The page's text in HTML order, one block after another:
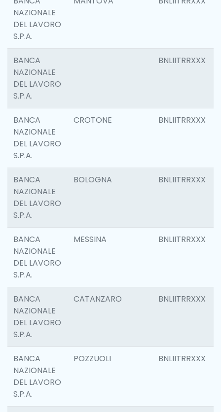
NAZIONALE
DEL LAVORO
S.P.A.
BANCA
NAZIONALE
DEL LAVORO
S.P.A.
BNLIITRRXXX
BANCA
NAZIONALE
DEL LAVORO
S.P.A.
CROTONE BNLIITRRXXX
BANCA
NAZIONALE
DEL LAVORO
S.P.A.
BOLOGNA BNLIITRRXXX
BANCA
NAZIONALE
DEL LAVORO
S.P.A.
MESSINA BNLIITRRXXX
BANCA
NAZIONALE
DEL LAVORO
S.P.A.
CATANZARO BNLIITRRXXX
BANCA
NAZIONALE
DEL LAVORO
S.P.A.
POZZUOLI BNLIITRRXXX